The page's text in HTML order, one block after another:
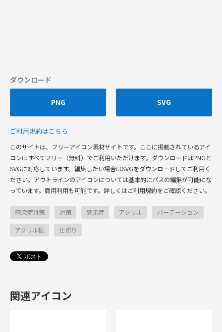
ダウンロード
PNG SVG
ご利用規約はこちら
このサイトは、フリーアイコン素材サイトです。ここに掲載されているアイ
コンはすべてフリー（無料）でご利用いただけます。ダウンロードはPNGと
SVGに対応しています。編集したい場合はSVGをダウンロードしてご利用く
ださい。アウトラインのアイコンについては基本的にパスの編集が可能にな
っています。商用利用も可能です。詳しくはご利用規約をご確認ください。
感染症対策 対策 感染症 アクリル
パーテーション
アクリル板
仕切り
関連アイコン